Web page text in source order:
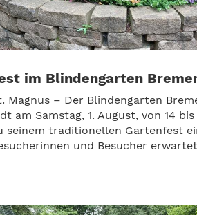
im Blindengarten
Magnus – Der Blindengarten
am Samstag, 1. August, von 14 bis
seinem traditionellen Gartenfest
und Besucher